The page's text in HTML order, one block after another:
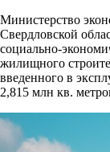
Министерство
Свердловской
социально-
жилищного
введенного в
2,815 млн кв.